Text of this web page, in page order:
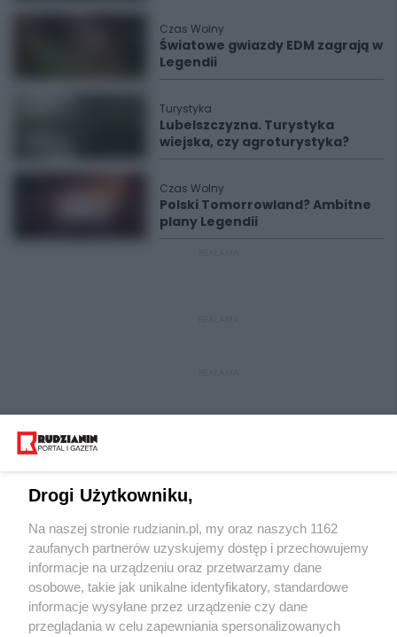
Czas Wolny
Światowe gwiazdy EDM zagrają w
Legendii
Turystyka
Lubelszczyzna. Turystyka
wiejska, czy agroturystyka?
Czas Wolny
Polski Tomorrowland? Ambitne
plany Legendii
Wydawca mediów lokalnych
Drogi Użytkowniku,
Na naszej stronie rudzianin.pl, my oraz naszych 1162
zaufanych partnerów uzyskujemy dostęp i przechowujemy
informacje na urządzeniu oraz przetwarzamy dane
osobowe, takie jak unikalne identyfikatory, standardowe
informacje wysyłane przez urządzenie czy dane
przeglądania w celu zapewniania spersonalizowanych